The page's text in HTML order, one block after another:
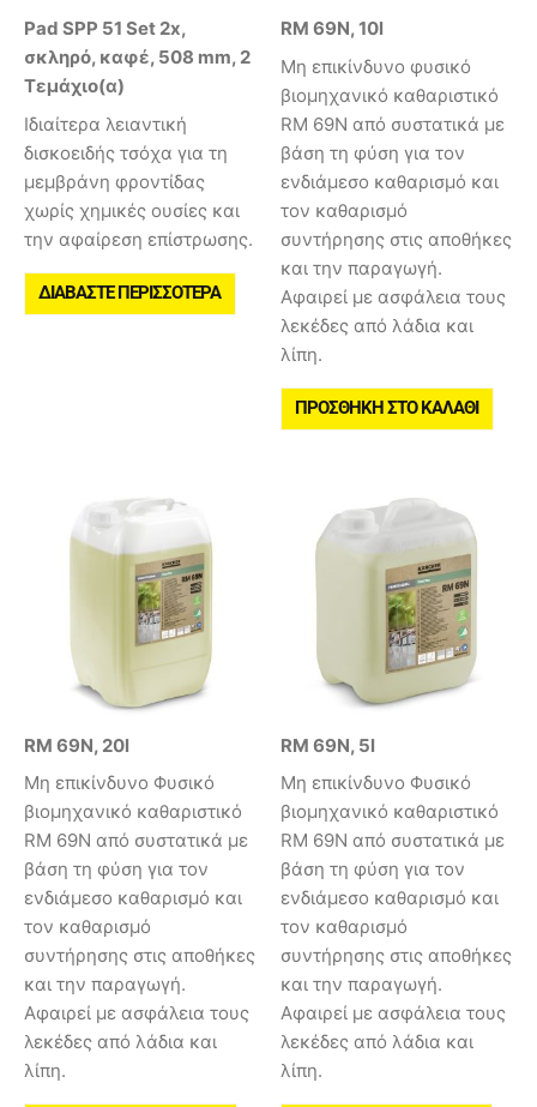
Pad SPP 51 Set 2x,
σκληρό, καφέ, 508 mm, 2
Τεμάχιο(α)
Ιδιαίτερα λειαντική
δισκοειδής τσόχα για τη
μεμβράνη φροντίδας
χωρίς χημικές ουσίες και
την αφαίρεση επίστρωσης.
ΔΙΑΒΆΣΤΕ ΠΕΡΙΣΣΌΤΕΡΑ
RM 69N, 10l
Μη επικίνδυνο φυσικό
βιομηχανικό καθαριστικό
RM 69N από συστατικά με
βάση τη φύση για τον
ενδιάμεσο καθαρισμό και
τον καθαρισμό
συντήρησης στις αποθήκες
και την παραγωγή.
Αφαιρεί με ασφάλεια τους
λεκέδες από λάδια και
λίπη.
ΠΡΟΣΘΉΚΗ ΣΤΟ ΚΑΛΆΘΙ
RM 69N, 20l
Μη επικίνδυνο Φυσικό
βιομηχανικό καθαριστικό
RM 69N από συστατικά με
βάση τη φύση για τον
ενδιάμεσο καθαρισμό και
τον καθαρισμό
συντήρησης στις αποθήκες
και την παραγωγή.
Αφαιρεί με ασφάλεια τους
λεκέδες από λάδια και
λίπη.
RM 69N, 5l
Μη επικίνδυνο Φυσικό
βιομηχανικό καθαριστικό
RM 69N από συστατικά με
βάση τη φύση για τον
ενδιάμεσο καθαρισμό και
τον καθαρισμό
συντήρησης στις αποθήκες
και την παραγωγή.
Αφαιρεί με ασφάλεια τους
λεκέδες από λάδια και
λίπη.